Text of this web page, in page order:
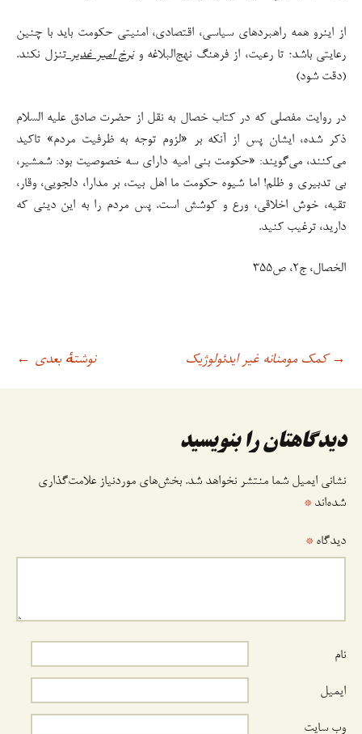
از اینرو همه راهبردهای سیاسی، اقتصادی، امنیتی حکومت باید با چنین
رعایتی باشد؛ تا رعیت، از فرهنگ نهج‌البلاغه ونرخ امیر غدیرتنزل نکند.
(دقت شود)
در روایت مفصلی که در کتاب خصال به نقل از حضرت صادق علیه السلام
ذکر شده، ایشان پس از آنکه بر «لزوم توجه به ظرفیت مردم» تاکید
می‌کنند، می‌گویند: «حکومت بنی امیه دارای سه خصوصیت بود: شمشیر،
بی تدبیری و ظلم! اما شیوه حکومت ما اهل بیت، بر مدارا، دلجویی، وقار،
تقیه، خوش اخلاقی، ورع و کوشش است. پس مردم را به این دینی که
دارید، ترغیب کنید.
الخصال، ج‏۲، ص۳۵۵
ناوبری
نوشته
→ کمک مومنانه غیر ایدئولوژیک نوشتهٔ بعدی ←
دیدگاهتان را بنویسید
نشانی ایمیل شما منتشر نخواهد شد. بخش‌های موردنیاز علامت‌گذاری
شده‌اند *
دیدگاه *
نام
ایمیل
وب‌ سایت